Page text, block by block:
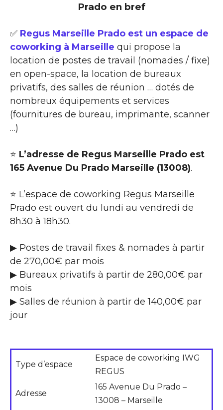
Prado en bref
✅ Regus Marseille Prado est un espace de
coworking à Marseille qui propose la
location de postes de travail (nomades / fixe)
en open-space, la location de bureaux
privatifs, des salles de réunion … dotés de
nombreux équipements et services
(fournitures de bureau, imprimante, scanner
…)
⭐ L’adresse de Regus Marseille Prado est
165 Avenue Du Prado Marseille (13008).
⭐ L’espace de coworking Regus Marseille
Prado est ouvert du lundi au vendredi de
8h30 à 18h30.
▶ Postes de travail fixes & nomades à partir
de 270,00€ par mois
▶ Bureaux privatifs à partir de 280,00€ par
mois
▶ Salles de réunion à partir de 140,00€ par
jour
Type d’espace
Espace de coworking IWG
REGUS
Adresse
165 Avenue Du Prado –
13008 – Marseille